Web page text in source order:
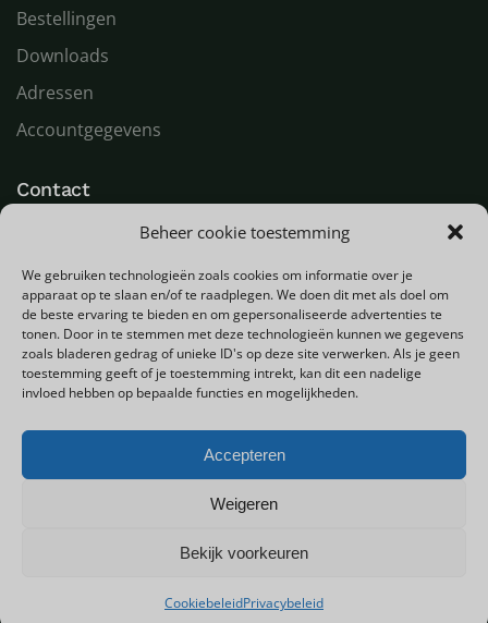
Beheer cookie toestemming
We gebruiken technologieën zoals cookies om informatie over je
apparaat op te slaan en/of te raadplegen. We doen dit met als doel om
de beste ervaring te bieden en om gepersonaliseerde advertenties te
tonen. Door in te stemmen met deze technologieën kunnen we gegevens
zoals bladeren gedrag of unieke ID's op deze site verwerken. Als je geen
toestemming geeft of je toestemming intrekt, kan dit een nadelige
invloed hebben op bepaalde functies en mogelijkheden.
Accepteren
Weigeren
Bekijk voorkeuren
CookiebeleidPrivacybeleid
Bestellingen
Downloads
Adressen
Accountgegevens
Contact
9482 WR Tynaarlo
Nederland
T+31 (0) 592 580000
Einfo@ledgoeroe.nl
Copyright © 2025 - Alle rechten voorbehouden